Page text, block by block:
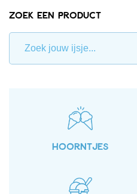
Zoek een product
HOORNTJES